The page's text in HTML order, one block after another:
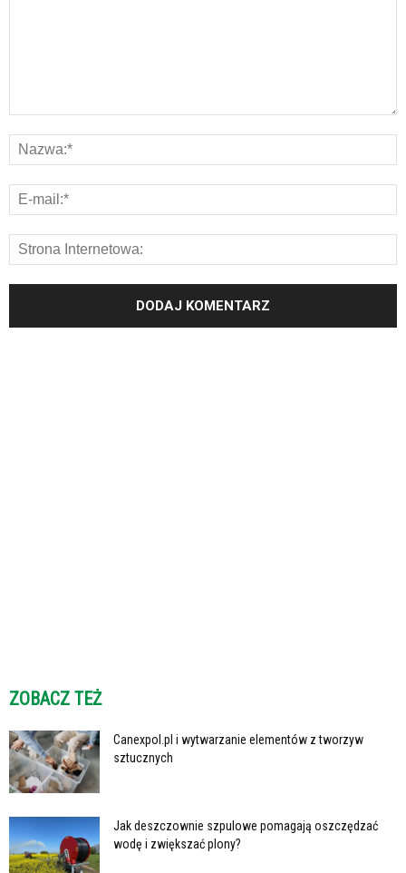
ZOBACZ TEŻ
Canexpol.pl i wytwarzanie elementów z tworzyw
sztucznych
Jak deszczownie szpulowe pomagają oszczędzać
wodę i zwiększać plony?